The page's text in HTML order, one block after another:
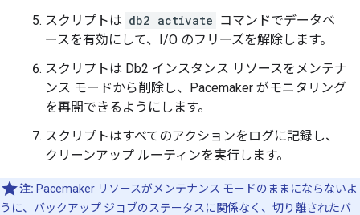
スクリプトは db2 activate コマンドでデータベ
ースを有効にして、I/O のフリーズを解除します。
スクリプトは Db2 インスタンス リソースをメンテナ
ンス モードから削除し、Pacemaker がモニタリング
を再開できるようにします。
スクリプトはすべてのアクションをログに記録し、
クリーンアップ ルーティンを実行します。
注: Pacemaker リソースがメンテナンス モードのままにならないよ
うに、バックアップ ジョブのステータスに関係なく、切り離されたバ